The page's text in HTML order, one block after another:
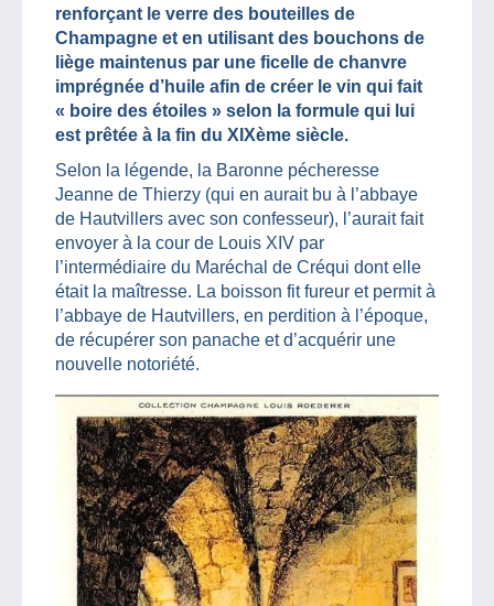
renforçant le verre des bouteilles de
Champagne et en utilisant des bouchons de
liège maintenus par une ficelle de chanvre
imprégnée d’huile afin de créer le vin qui fait
« boire des étoiles » selon la formule qui lui
est prêtée à la fin du XIXème siècle.
Selon la légende, la Baronne pécheresse
Jeanne de Thierzy (qui en aurait bu à l’abbaye
de Hautvillers avec son confesseur), l’aurait fait
envoyer à la cour de Louis XIV par
l’intermédiaire du Maréchal de Créqui dont elle
était la maîtresse. La boisson fit fureur et permit à
l’abbaye de Hautvillers, en perdition à l’époque,
de récupérer son panache et d’acquérir une
nouvelle notoriété.